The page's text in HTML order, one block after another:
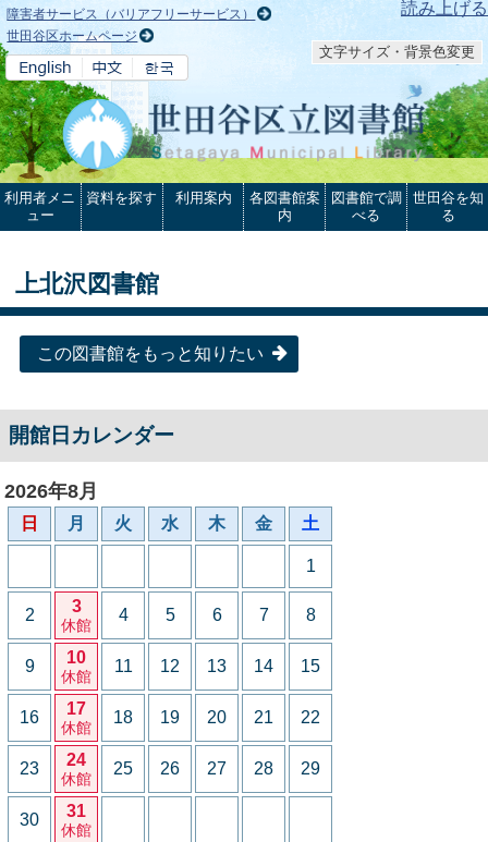
本文へ 読み上げる
障害者サービス（バリアフリーサービス）
世田谷区ホームページ
文字サイズ・背景色変更
利用者メニ
ュー
資料を探す 利用案内
各図書館案
内
図書館で調
べる
世田谷を知
る
上北沢図書館
この図書館をもっと知りたい
開館日カレンダー
2026年8月
日 月 火 水 木 金 土
1
2 3
休館
4 5 6 7 8
9 10
休館
11 12 13 14 15
16 17
休館
18 19 20 21 22
23 24
休館
25 26 27 28 29
30 31
休館